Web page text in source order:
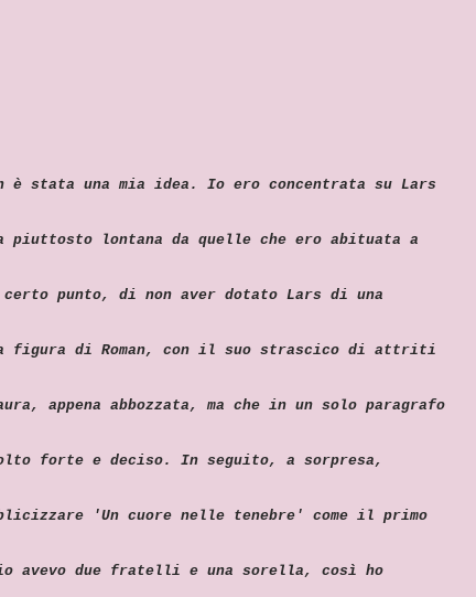
è stata una mia idea. Io ero concentrata su Lars
lontana da quelle che ero abituata a
punto, di non aver dotato Lars di una
figura di Roman, con il suo strascico di attriti
appena abbozzata, ma che in un solo paragrafo
forte e deciso. In seguito, a sorpresa,
'Un cuore nelle tenebre' come il primo
avevo due fratelli e una sorella, così ho